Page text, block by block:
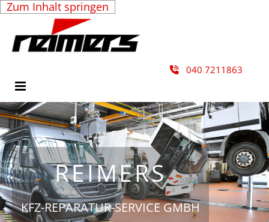
Zum Inhalt springen
 040 7211863
REIMERS
KFZ-REPARATUR-SERVICE GMBH